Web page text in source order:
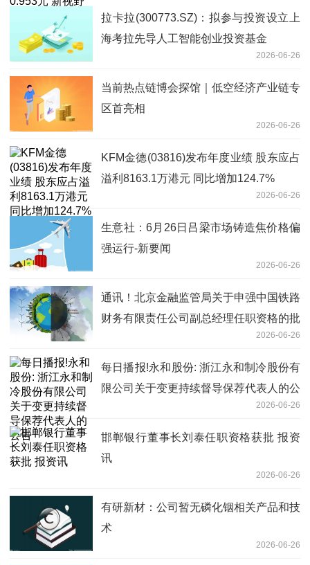
拉卡拉(300773.SZ)：拟参与投资设立上
海考拉先导人工智能创业投资基金
2026-06-26
当前热点链博会探馆｜低空经济产业链专
区首亮相
2026-06-26
KFM金德(03816)发布年度业绩 股东应占
溢利8163.1万港元 同比增加124.7%
2026-06-26
生意社：6月26日吕梁市场铸造焦价格偏
强运行-新要闻
2026-06-26
通讯！北京金融监管局关于申强中国铁路
财务有限责任公司副总经理任职资格的批
2026-06-26
每日播报!永和股份: 浙江永和制冷股份有
限公司关于变更持续督导保荐代表人的公
2026-06-26
邯郸银行董事长刘泰任职资格获批 报资
讯
2026-06-26
有研新材：公司暂无磷化铟相关产品和技
术
2026-06-26